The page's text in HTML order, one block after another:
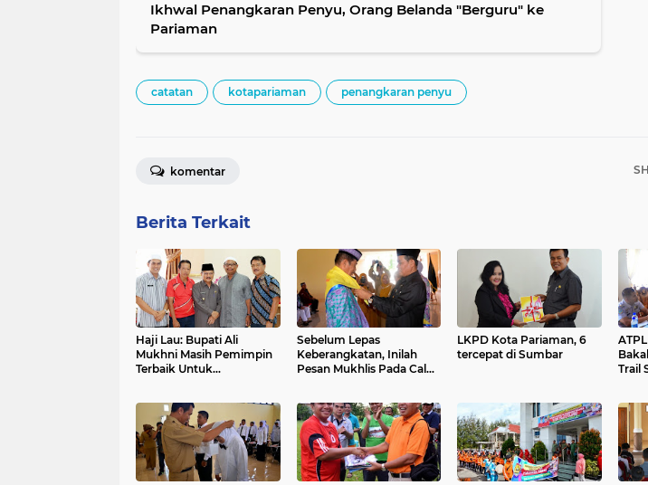
Ikhwal Penangkaran Penyu, Orang Belanda "Berguru" ke
Pariaman
catatan kotapariaman penangkaran penyu
komentar
Berita Terkait
Haji Lau: Bupati Ali
Mukhni Masih Pemimpin
Terbaik Untuk
Padangpariaman
Sebelum Lepas
Keberangkatan, Inilah
Pesan Mukhlis Pada Calon
LKPD Kota Pariaman, 6
tercepat di Sumbar
Trail